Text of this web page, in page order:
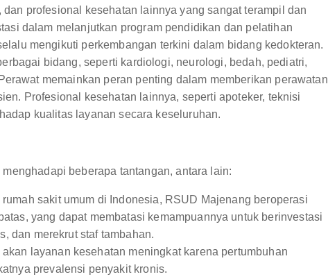
profesional kesehatan lainnya yang sangat terampil dan
dalam melanjutkan program pendidikan dan pelatihan
mengikuti perkembangan terkini dalam bidang kedokteran.
bidang, seperti kardiologi, neurologi, bedah, pediatri,
memainkan peran penting dalam memberikan perawatan
Profesional kesehatan lainnya, seperti apoteker, teknisi
kualitas layanan secara keseluruhan.
beberapa tantangan, antara lain:
sakit umum di Indonesia, RSUD Majenang beroperasi
yang dapat membatasi kemampuannya untuk berinvestasi
dan merekrut staf tambahan.
akan layanan kesehatan meningkat karena pertumbuhan
prevalensi penyakit kronis.